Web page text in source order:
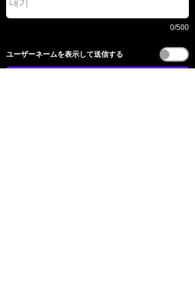
0/500
​ユーザーネームを表示して送信する